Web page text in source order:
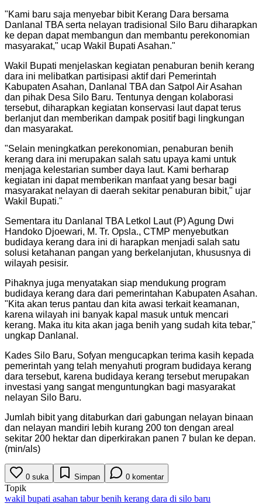
"Kami baru saja menyebar bibit Kerang Dara bersama
Danlanal TBA serta nelayan tradisional Silo Baru diharapkan
ke depan dapat membangun dan membantu perekonomian
masyarakat," ucap Wakil Bupati Asahan."
Wakil Bupati menjelaskan kegiatan penaburan benih kerang
dara ini melibatkan partisipasi aktif dari Pemerintah
Kabupaten Asahan, Danlanal TBA dan Satpol Air Asahan
dan pihak Desa Silo Baru. Tentunya dengan kolaborasi
tersebut, diharapkan kegiatan konservasi laut dapat terus
berlanjut dan memberikan dampak positif bagi lingkungan
dan masyarakat.
"Selain meningkatkan perekonomian, penaburan benih
kerang dara ini merupakan salah satu upaya kami untuk
menjaga kelestarian sumber daya laut. Kami berharap
kegiatan ini dapat memberikan manfaat yang besar bagi
masyarakat nelayan di daerah sekitar penaburan bibit," ujar
Wakil Bupati."
Sementara itu Danlanal TBA Letkol Laut (P) Agung Dwi
Handoko Djoewari, M. Tr. Opsla., CTMP menyebutkan
budidaya kerang dara ini di harapkan menjadi salah satu
solusi ketahanan pangan yang berkelanjutan, khususnya di
wilayah pesisir.
Pihaknya juga menyatakan siap mendukung program
budidaya kerang dara dari pemerintahan Kabupaten Asahan.
"Kita akan terus pantau dan kita awasi terkait keamanan,
karena wilayah ini banyak kapal masuk untuk mencari
kerang. Maka itu kita akan jaga benih yang sudah kita tebar,"
ungkap Danlanal.
Kades Silo Baru, Sofyan mengucapkan terima kasih kepada
pemerintah yang telah menyahuti program budidaya kerang
dara tersebut, karena budidaya kerang tersebut merupakan
investasi yang sangat menguntungkan bagi masyarakat
nelayan Silo Baru.
Jumlah bibit yang ditaburkan dari gabungan nelayan binaan
dan nelayan mandiri lebih kurang 200 ton dengan areal
sekitar 200 hektar dan diperkirakan panen 7 bulan ke depan.
(min/als)
0 suka Simpan 0 komentar
Topik
wakil bupati asahan tabur benih kerang dara di silo baru